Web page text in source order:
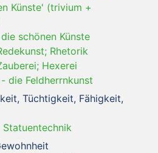
Künste' (trivium +
die schönen Künste
Rhetorik
Hexerei
- die Feldherrnkunst
Tüchtigkeit, Fähigkeit,
Statuentechnik